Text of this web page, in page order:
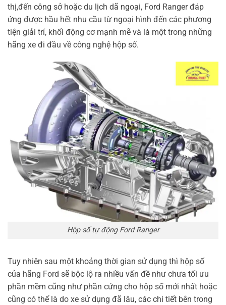
thị,đến công sở hoặc du lịch dã ngoại, Ford Ranger đáp
ứng được hầu hết nhu cầu từ ngoại hình đến các phương
tiện giải trí, khối động cơ mạnh mẽ và là một trong những
hãng xe đi đầu về công nghệ hộp số.
Hộp số tự động Ford Ranger
Tuy nhiên sau một khoảng thời gian sử dụng thì hộp số
của hãng Ford sẽ bộc lộ ra nhiều vấn đề như chưa tối ưu
phần mềm cũng như phần cứng cho hộp số mới nhất hoặc
cũng có thể là do xe sử dụng đã lâu, các chi tiết bên trong